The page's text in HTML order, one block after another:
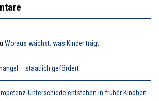
Woraus wächst, was Kinder trägt
– staatlich gefördert
Unterschiede entstehen in früher Kindheit